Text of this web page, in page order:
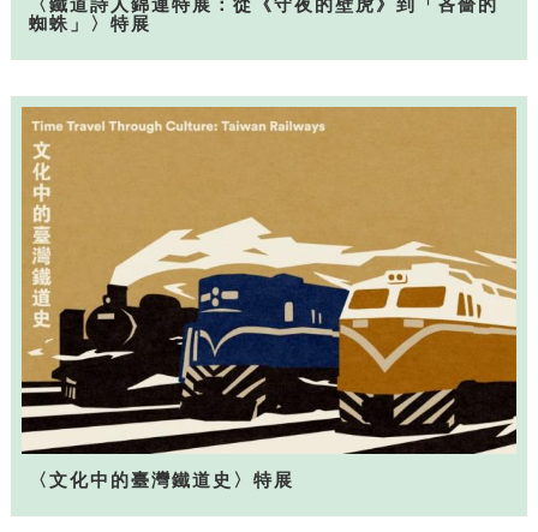
〈鐵道詩人錦連特展：從《守夜的壁虎》到「吝嗇的
蜘蛛」〉特展
〈文化中的臺灣鐵道史〉特展